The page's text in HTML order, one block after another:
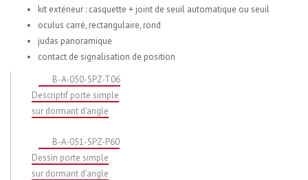
kit extérieur : casquette + joint de seuil automatique ou seuil
oculus carré, rectangulaire, rond
judas panoramique
contact de signalisation de position
B-A-050-SPZ-T06
Descriptif porte simple
sur dormant d'angle
B-A-051-SPZ-P60
Dessin porte simple
sur dormant d'angle